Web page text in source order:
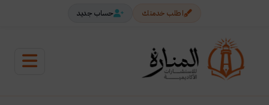
اطلب خدمتك حساب جديد